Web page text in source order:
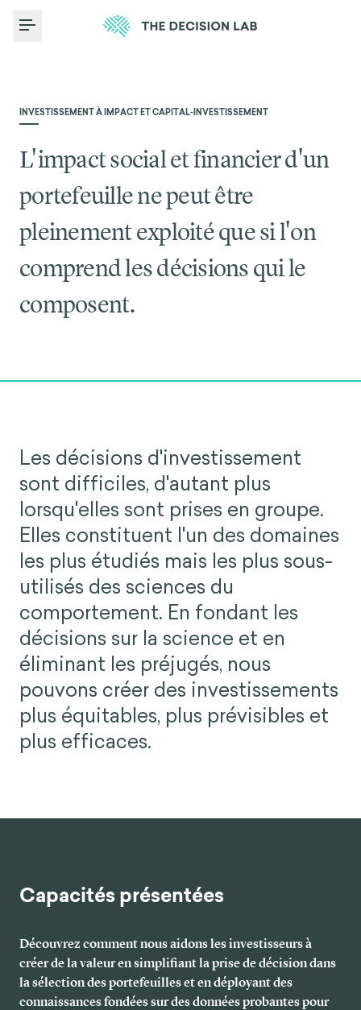
Toggle Menu
INVESTISSEMENT À IMPACT ET CAPITAL-INVESTISSEMENT
L'impact social et financier d'un
portefeuille ne peut être
pleinement exploité que si l'on
comprend les décisions qui le
composent.
Les décisions d'investissement
sont difficiles, d'autant plus
lorsqu'elles sont prises en groupe.
Elles constituent l'un des domaines
les plus étudiés mais les plus sous-
utilisés des sciences du
comportement. En fondant les
décisions sur la science et en
éliminant les préjugés, nous
pouvons créer des investissements
plus équitables, plus prévisibles et
plus efficaces.
Capacités présentées
Découvrez comment nous aidons les investisseurs à
créer de la valeur en simplifiant la prise de décision dans
la sélection des portefeuilles et en déployant des
connaissances fondées sur des données probantes pour